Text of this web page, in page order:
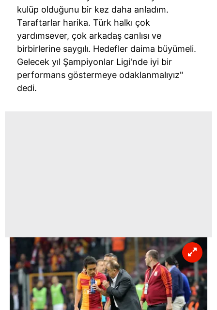
hazırlanmış Aydınlatma Metnimizi okumak ve sitemizde
ilgili mevzuata uygun olarak kullanılan çerezlerle ilgili bilgi
almak için lütfen
tıklayınız.
kulüp olduğunu bir kez daha anladım.
Taraftarlar harika. Türk halkı çok
yardımsever, çok arkadaş canlısı ve
birbirlerine saygılı. Hedefler daima büyümeli.
Gelecek yıl Şampiyonlar Ligi'nde iyi bir
performans göstermeye odaklanmalıyız"
dedi.